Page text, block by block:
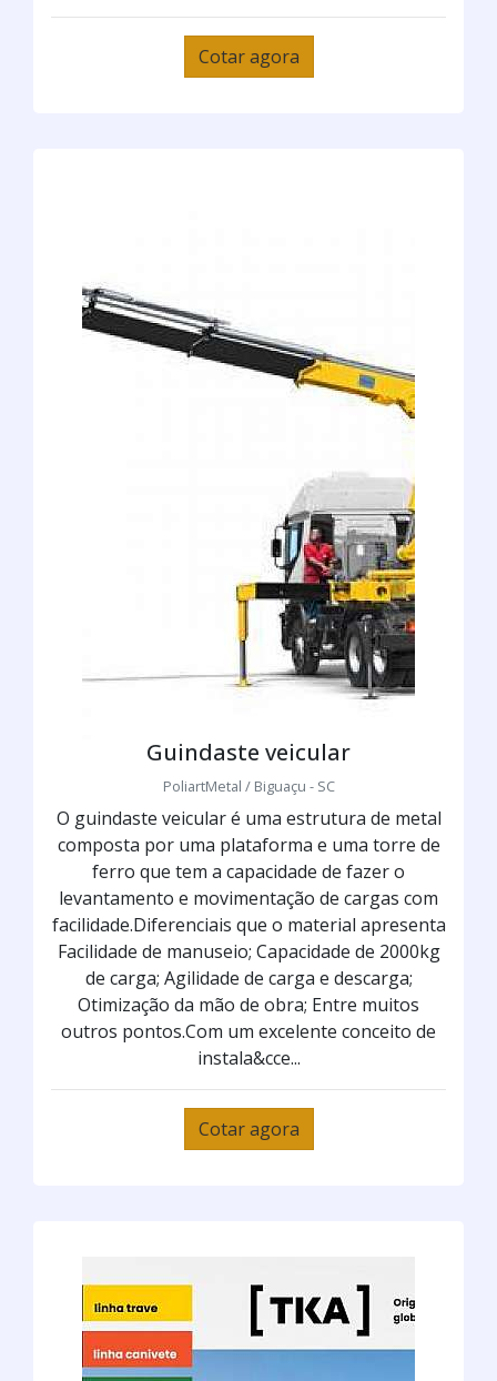
Cotar agora
Guindaste veicular
PoliartMetal / Biguaçu - SC
O guindaste veicular é uma estrutura de metal
composta por uma plataforma e uma torre de
ferro que tem a capacidade de fazer o
levantamento e movimentação de cargas com
facilidade.Diferenciais que o material apresenta
Facilidade de manuseio; Capacidade de 2000kg
de carga; Agilidade de carga e descarga;
Otimização da mão de obra; Entre muitos
outros pontos.Com um excelente conceito de
instala&cce...
Cotar agora